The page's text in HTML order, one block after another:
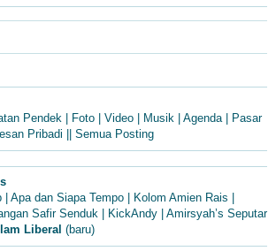
Pendek Foto Video Musik Agenda|
Pasar
Pribadi Semua Posting
Apa dan Siapa Tempo Kolom Amien Rais
Safir Senduk KickAndy
Amirsyah’s Seputar
Liberal (baru)